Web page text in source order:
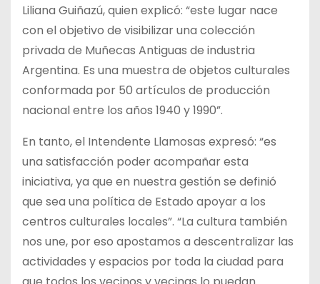
Liliana Guiñazú, quien explicó: “este lugar nace
con el objetivo de visibilizar una colección
privada de Muñecas Antiguas de industria
Argentina. Es una muestra de objetos culturales
conformada por 50 artículos de producción
nacional entre los años 1940 y 1990”.
En tanto, el Intendente Llamosas expresó: “es
una satisfacción poder acompañar esta
iniciativa, ya que en nuestra gestión se definió
que sea una política de Estado apoyar a los
centros culturales locales”. “La cultura también
nos une, por eso apostamos a descentralizar las
actividades y espacios por toda la ciudad para